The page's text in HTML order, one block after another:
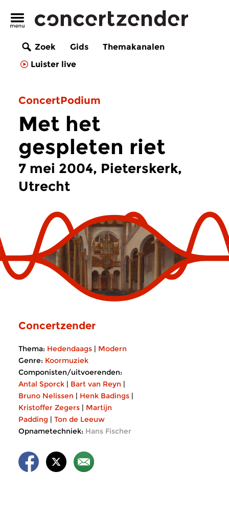
Zoek Gids
Themakanalen
Luister live
ConcertPodium
Met het
gespleten riet
7 mei 2004, Pieterskerk,
Utrecht
Concertzender
Thema: Hedendaags | Modern
Genre: Koormuziek
Componisten/uitvoerenden:
Antal Sporck | Bart van Reyn |
Bruno Nelissen | Henk Badings |
Kristoffer Zegers | Martijn
Padding | Ton de Leeuw
Opnametechniek: Hans Fischer